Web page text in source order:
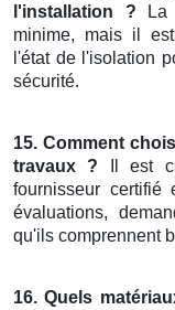
l'installation ? La
minime, mais il
l'état de l'isolation
sécurité.
15. Comment
travaux ? Il est
fournisseur certifié
évaluations,
qu'ils comprennent
16. Quels